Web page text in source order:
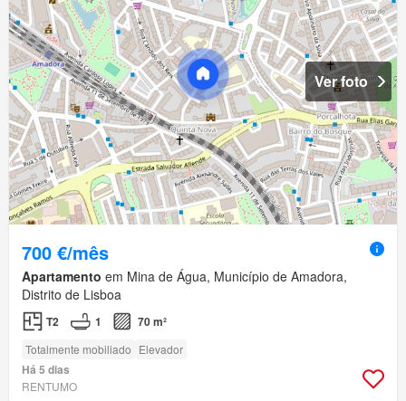
Ver foto
700 €/mês
Apartamento em Mina de Água, Município de Amadora,
Distrito de Lisboa
T2 1 70 m²
Totalmente mobiliado Elevador
Há 5 dias
RENTUMO